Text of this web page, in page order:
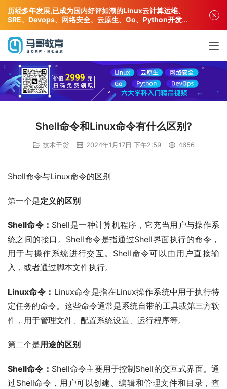
Shell命令和Linux命令有什么区别?
技术干货 2024年1月17日 下午2:59 4656
Shell命令与Linux命令的区别
第一个是定义的区别
Shell命令： Shell是一种计算机程序，它充当用户与操作系
统之间的接口。Shell命令是指通过Shell界面执行的命令，
用于与操作系统进行交互。Shell命令可以由用户直接输
入，或者通过脚本文件执行。
Linux命令： Linux命令是指在Linux操作系统中用于执行特
定任务的命令。这些命令通常是系统自带的工具或第三方软
件，用于管理文件、配置系统设置、运行程序等。
第二个是用途的区别
Shell命令： Shell命令主要用于控制Shell的交互式界面。通
过Shell命令，用户可以创建、编辑和管理文件和目录，查
历经多年发展,已成为国内好评如潮的Linux云计算运维、
SRE、Devops、网络安全、云原生、Go、Python开发专
业人才培训机构!